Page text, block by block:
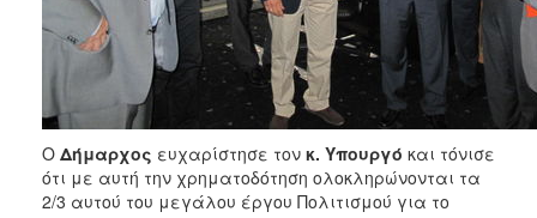
Ο Δήμαρχος ευχαρίστησε τον κ. Υπουργό και τόνισε
ότι με αυτή την χρηματοδότηση ολοκληρώνονται τα
2/3 αυτού του μεγάλου έργου Πολιτισμού για το